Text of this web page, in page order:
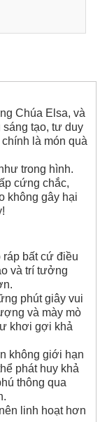
Chúa Elsa, và
sáng tạo, tư duy
là món quà
trong hình.
cứng chắc,
không gây hại
bất cứ điều
và trí tưởng
phút giây vui
và mày mò
khơi gợi khả
không giới hạn
phát huy khả
thông qua
linh hoạt hơn